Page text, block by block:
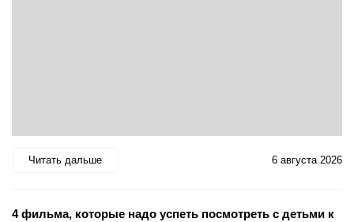
Читать дальше 6 августа 2026
4 фильма, которые надо успеть посмотреть с детьми к